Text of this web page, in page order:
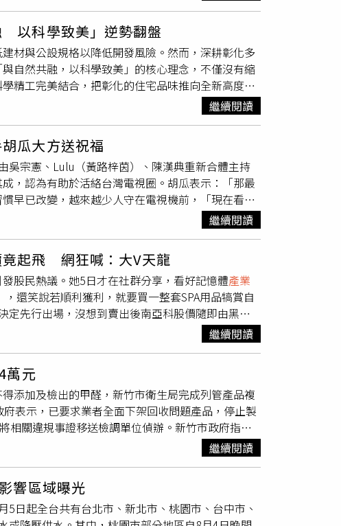
描 QR Code 加入阿原官方 LINE 好友，再加碼送專
體驗，結合山海意象、健康互動裝置、在地食養
沙龍與週末派對接力，天天壓軸抽山嵐號展期連續
、熟齡網紅「金剛老爹」、知名專欄作家劉維公、
癒，持續帶領大家探索樂活新玩法。週末的舞台同
唱拍拍打打歡樂派對」，邀請長輩一起動手動腳感
Makakiting）」接力，帶來熱情的原住民舞蹈，展
的好康回饋。參與現場「有獎徵答」與闖關集章，
「山嵐號」觀光列車車票，一人中獎兩人同行。
飽身心電量，預約下一趟迷人的花蓮慢活之旅！
發展的重要課題。為降
將傳統開放式雞舍升級為密閉水簾式雞舍、增設降
農業部也提供相關補助，協助蛋農更新設備，提高
東部及離島原本蛋雞飼養量就較少，目前仍須仰賴
西部地區，民眾近期採買時可多留意市場供應及價
，隨後進入美國威斯康辛大學河城校區任教，歷任助
論文發表。1971年起連續擔任兩屆經濟系主任，曾
年退休後獲聘為榮譽教授。返台後，高希均將多年
學商學院客座教授，積極參與國家經濟政策研究與
與政策討論，為社會帶來更多正向改變。相較於學
芃、王力行共同創辦《天下雜誌》，之後成立《天
子」，持續推廣兒童閱讀與終身學習，最終打造出
進步觀念及推動文明社會為核心理念，深刻影響台
際新知引進台灣。自1990年代起，他陸續邀請競爭
、湯馬斯．佛里曼、傅高義等多位國際知名學者來
與國際視野。高希均一生著作豐富，在台灣出版40
獲英國《金融時報》首屆亞洲企管著作獎，成為許
夕，他出版《高希均回憶錄：從「天下哪有白吃午
和平與知識傳承的堅持。除了學術及出版成就，高
名譽博士學位，並獲前總統馬英九頒授二等景星勳
希均始終相信，閱讀與觀念足以改變人生及社會。
下「天下哪有白吃的午餐」、「錯誤的決策比貪污
」、「閱讀救自己」、「溫暖的心、冷靜的腦」、
幸福」等廣為流傳的名言，至今仍持續影響許多讀
然遠行，全體同仁將持續承襲他的精神與志業，延
在不同世代間持續傳承。至於治喪事宜，將遵照家
辭花籃、輓聯及奠儀，希望各界以閱讀、思辨與實
與知識傳播，留下豐富著作與深遠思想資產。（圖
以科學致美」逆勢翻盤
材與公設規格以降低開發風險。然而，深耕彰化多
自然共融，以科學致美」的核心理念，不僅沒有縮
精工完美結合，把彰化的住宅品味推向全新高度。
房市正悄悄轉型，逐漸朝向重視物管、耐震安全與
統營造業者轉型為品牌建商，持續推動彰化城市美
，員林「昕居」也在今年得到東京設計獎公共空間
功臣。 （圖／業者提供）堅守營造本位，用「科
級營造廠的深厚底蘊。團隊深信，一棟建築真正的
石上。因此，泰和茂在建築開發上將「以科學致
結構設計、施工管理到售後服務，建立起一條龍的
積極申請耐震標章，用科學的嚴謹度，讓每一棟建
際看準住宅朝向精緻化發展的趨勢，當多數地方建
團隊帶進彰化。這項決定不僅大獲市場好評，更讓
際設計大獎。過去談到國際建築設計獎，多半由大
舞台，不僅驗證了泰和茂卓越的經營眼光，更成功
體驗，同時也看好住宅朝向精緻化發展的趨勢，包
。 （圖／業者提供）回歸居住本質，「與自然共
然共融」的居住體驗。對泰和茂而言，住宅不是冰
定會優先考量周邊綠地、日照及微氣候。產品以標
光品質；建材設備則比照台中高端住宅規格。泰和
理念的生活場域。下一站插旗田中雙鐵特區，塑造
的下一站鎖定極具人口、交通與產業發展潛力的
露，目前田中火車站周邊的開發案已取得建照，基
在地居民、返鄉遊子或造訪的旅人，步出車站的第
茂將持續以「與自然共融，以科學致美」的信念，
繼續閱讀
瓜大方送祝福
吳宗憲、Lulu（黃路梓茵）、陳漢典重新合體主持
，認為有助於活絡台灣電視圈。胡瓜表示：「那最
早已改變，越來越少人守在電視機前，「現在看電
農業時代，不會守著看電視。」他認為，無論是誰
個工作，電視圈才會活絡」。由吳宗憲、Lulu與陳漢
。三人過去憑藉絕佳默契創下亮眼收視，並多次獲
，也將全面升級打造跨世代的大型週末綜藝節目。
，今日首度進棚錄製。（圖／三立提供）首集節目
台較勁，透過經典遊戲、時事話題與大型歌舞秀，
依不同主題打造專屬舞台，邀請跨世代、跨領域藝
求每集都帶給觀眾耳目一新的娛樂體驗。
繼續閱讀
竟起飛 網狂喊：大V天龍
股民熱議。她5日才在社群分享，看好記憶體產業
還笑說若順利獲利，就要買一整套SPA用品犒賞自
先行出場，沒想到賣出後南亞科股價隨即由黑翻
」、「感恩的心」。近期台股自4萬點附近一路反
熱度，南亞科盤中持續在紅盤附近震盪，也成為投資
後市，因此決定布局南亞科，並開心表示，希望靠
，宣布已經將南亞科賣出，坦言開盤後總覺得市
不好真的只是反彈波而已」，若只是跌深反彈，後
，並形容目前市場呈現「緩跌急漲」的走勢，因此
南亞科股價竟出現戲劇性反轉。該股6日以441元開
時30分過後買盤逐漸進場，帶動股價由黑翻紅並持
，上漲9.5元、漲幅約2.13%，成交量突破8.8萬
稱「妳賣掉就開始漲了」、「大V天龍」、「感謝
「謝謝鋁繩的放手」、「記憶卡蛙終於鬆了一口
蹟」、「大家可以安心買進了」，還有人敲碗「趕
繼續閱讀
萬元
添加及檢出的甲醛，新竹市衛生局完成列管產品複
表示，已要求業者全面下架回收問題產品，停止製
相關違規事證移送檢調單位偵辦。新竹市政府指
粉及風城香菇素齋炊粉，共4項產品皆驗出甲醛。
款規定，並依同法第44條第1項裁罰。市府表示，裁
安全。明好企業生產的農耕牌炊粉，最早是在台
月18日對外公布相關檢驗結果，並同步啟動轄內米
繼續閱讀
響區域曝光
日起全台共有台北市、新北市、桃園市、台中市、